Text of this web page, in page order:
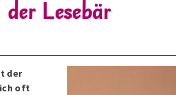
Lesebär
der
oft